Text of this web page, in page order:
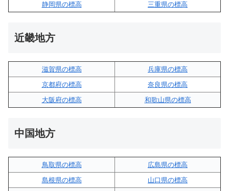
静岡県の標高
三重県の標高
近畿地方
滋賀県の標高
兵庫県の標高
京都府の標高
奈良県の標高
大阪府の標高
和歌山県の標高
中国地方
鳥取県の標高
広島県の標高
島根県の標高
山口県の標高